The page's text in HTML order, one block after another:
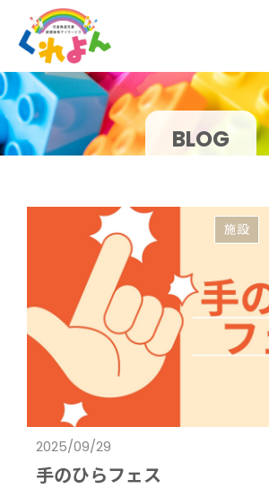
BLOG
2025/09/29
手のひらフェス
施設